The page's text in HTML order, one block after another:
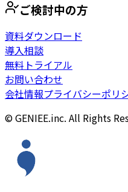
ご検討中の方
資料ダウンロード
導入相談
無料トライアル
お問い合わせ
会社情報プライバシーポリ
© GENIEE.inc. All Rights